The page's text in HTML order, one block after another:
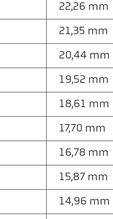
22,26 mm
21,35 mm
20,44 mm
19,52 mm
18,61 mm
17,70 mm
16,78 mm
15,87 mm
14,96 mm